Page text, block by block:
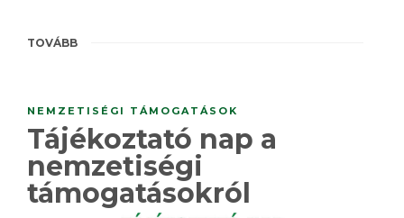
TOVÁBB
NEMZETISÉGI TÁMOGATÁSOK
Tájékoztató nap a
nemzetiségi
támogatásokról